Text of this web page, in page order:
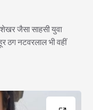
जैसा साहसी युवा
ठग नटवरलाल भी वहीं